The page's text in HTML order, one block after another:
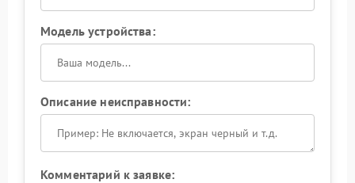
Модель устройства:
Описание неисправности:
Комментарий к заявке: